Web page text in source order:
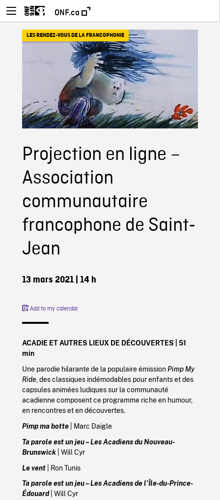
ONF.ca
LES RENDEZ-VOUS DE LA FRANCOPHONIE
Projection en ligne –
Association
communautaire
francophone de Saint-
Jean
13 mars 2021| 14 h
Add to my calendar
ACADIE ET AUTRES LIEUX DE DÉCOUVERTES | 51
min
Une parodie hilarante de la populaire émission Pimp My
Ride , des classiques indémodables pour enfants et des
capsules animées ludiques sur la communauté
acadienne composent ce programme riche en humour,
en rencontres et en découvertes.
Pimp ma botte| Marc Daigle
Ta parole est un jeu – Les Acadiens du Nouveau-
Brunswick| Will Cyr
Le vent
| Ron Tunis
Ta parole est un jeu – Les Acadiens de l’Île-du-Prince-
Édouard| Will Cyr